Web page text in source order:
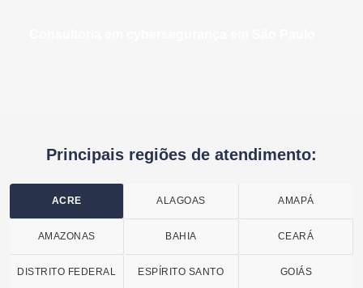
Principais regiões de atendimento:
ACRE ALAGOAS AMAPÁ
AMAZONAS BAHIA CEARÁ
DISTRITO FEDERAL ESPÍRITO SANTO GOIÁS